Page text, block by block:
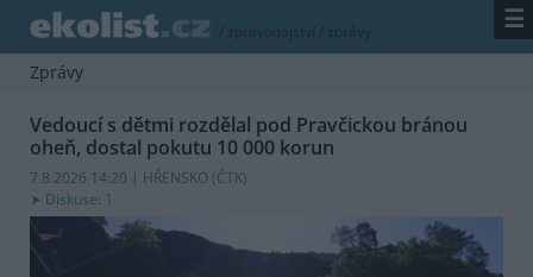
/ zpravodajství / zprávy ☰
Zprávy
Vedoucí s dětmi rozdělal pod Pravčickou bránou
oheň, dostal pokutu 10 000 korun
7.8.2026 14:20 | HŘENSKO (ČTK)
Diskuse: 1